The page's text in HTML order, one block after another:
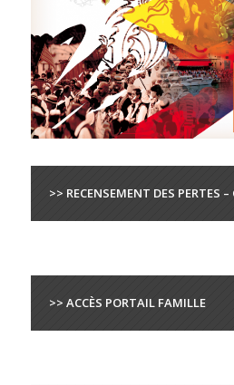
>> RECENSEMENT DES PERTES
>> ACCÈS PORTAIL FAMILLE